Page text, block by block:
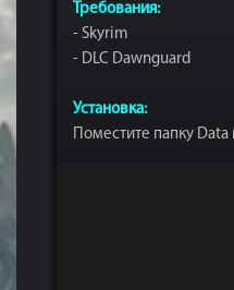
Требования:
- Skyrim
- DLC Dawnguard
Установка:
Поместите папку Data